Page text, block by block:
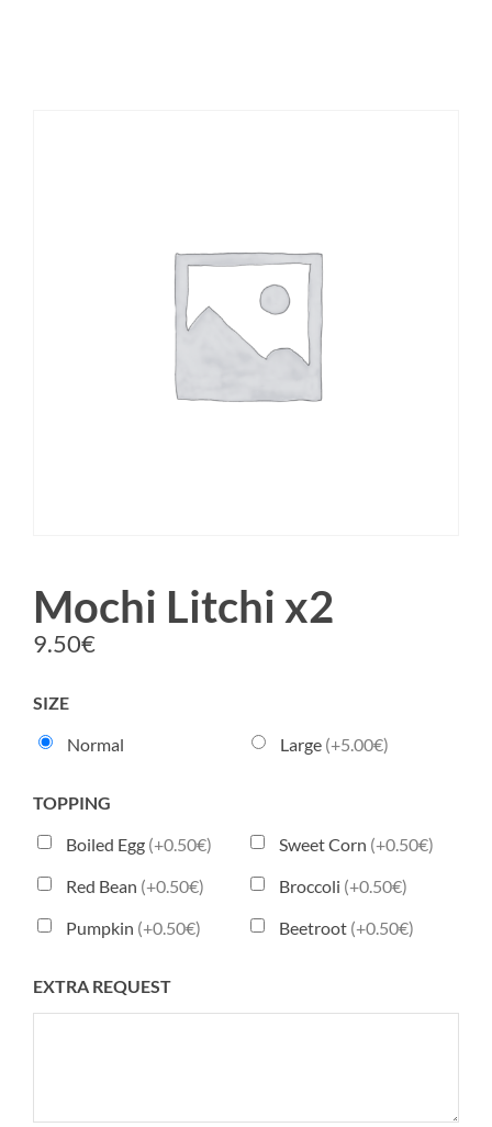
Mochi Litchi x2
9.50€
SIZE
Normal
Large (+5.00€)
TOPPING
Boiled Egg (+0.50€) Sweet Corn (+0.50€)
Red Bean (+0.50€) Broccoli (+0.50€)
Pumpkin (+0.50€) Beetroot (+0.50€)
EXTRA REQUEST